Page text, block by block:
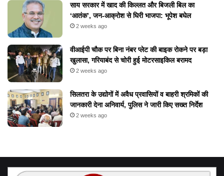
​साय सरकार में खाद की किल्लत और बिजली बिल का
‘आतंक’, जन-आक्रोश से घिरी भाजपा: भूपेश बघेल
2 weeks ago
वीआईपी चौक पर बिना नंबर प्लेट की बाइक रोकने पर बड़ा
खुलासा, गरियाबंद से चोरी हुई मोटरसाइकिल बरामद
2 weeks ago
सिलतरा के उद्योगों में अवैध प्रवासियों व बाहरी श्रमिकों की
जानकारी देना अनिवार्य, पुलिस ने जारी किए सख्त निर्देश
2 weeks ago